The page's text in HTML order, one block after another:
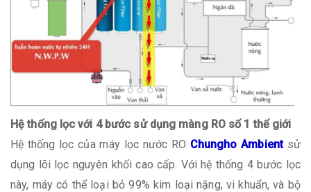
Hệ thống lọc với 4 bước sử dụng màng RO số 1 thế giới
Hệ thống lọc của máy lọc nước RO Chungho Ambient sử
dụng lõi lọc nguyên khối cao cấp. Với hệ thống 4 bước lọc
này, máy có thể loại bỏ 99% kim loại nặng, vi khuẩn, và bộ